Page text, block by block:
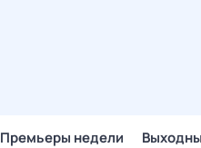
Премьеры недели